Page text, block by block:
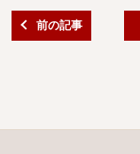
前の記事